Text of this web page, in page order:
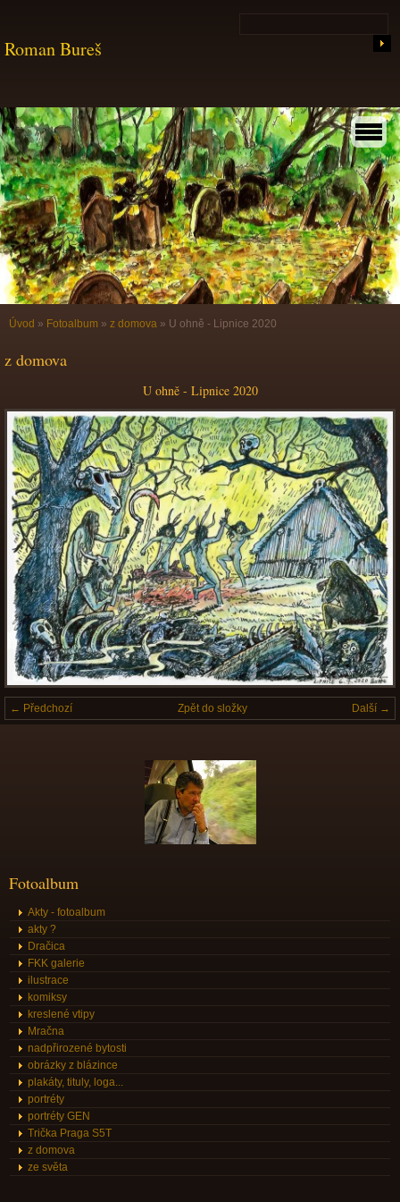
Roman Bureš
Úvod » Fotoalbum » z domova » U ohně - Lipnice 2020
z domova
U ohně - Lipnice 2020
← Předchozí Další →
Zpět do složky
Fotoalbum
Akty - fotoalbum
akty ?
Dračica
FKK galerie
ilustrace
komiksy
kreslené vtipy
Mračna
nadpřirozené bytosti
obrázky z blázince
plakáty, tituly, loga...
portréty
portréty GEN
Trička Praga S5T
z domova
ze světa